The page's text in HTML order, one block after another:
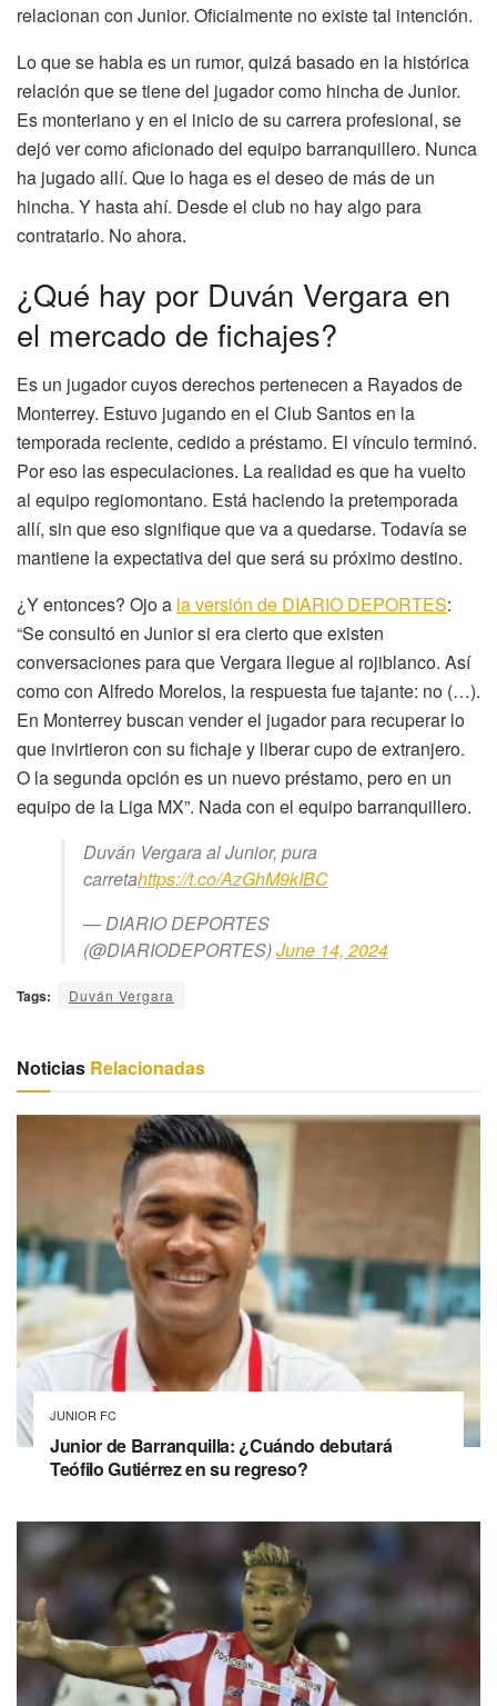
relacionan con Junior. Oficialmente no existe tal intención.
Lo que se habla es un rumor, quizá basado en la histórica
relación que se tiene del jugador como hincha de Junior.
Es monteriano y en el inicio de su carrera profesional, se
dejó ver como aficionado del equipo barranquillero. Nunca
ha jugado allí. Que lo haga es el deseo de más de un
hincha. Y hasta ahí. Desde el club no hay algo para
contratarlo. No ahora.
¿Qué hay por Duván Vergara en
el mercado de fichajes?
Es un jugador cuyos derechos pertenecen a Rayados de
Monterrey. Estuvo jugando en el Club Santos en la
temporada reciente, cedido a préstamo. El vínculo terminó.
Por eso las especulaciones. La realidad es que ha vuelto
al equipo regiomontano. Está haciendo la pretemporada
allí, sin que eso signifique que va a quedarse. Todavía se
mantiene la expectativa del que será su próximo destino.
¿Y entonces? Ojo a la versión de DIARIO DEPORTES:
“Se consultó en Junior si era cierto que existen
conversaciones para que Vergara llegue al rojiblanco. Así
como con Alfredo Morelos, la respuesta fue tajante: no (…).
En Monterrey buscan vender el jugador para recuperar lo
que invirtieron con su fichaje y liberar cupo de extranjero.
O la segunda opción es un nuevo préstamo, pero en un
equipo de la Liga MX”. Nada con el equipo barranquillero.
Duván Vergara al Junior, pura
carretahttps://t.co/AzGhM9kIBC
— DIARIO DEPORTES
(@DIARIODEPORTES)June 14, 2024
Tags: Duván Vergara
Noticias Relacionadas
JUNIOR FC
Junior de Barranquilla: ¿Cuándo debutará
Teófilo Gutiérrez en su regreso?